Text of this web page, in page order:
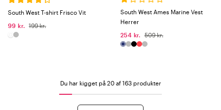
South West T-shirt Frisco Vit
99 kr.
199 kr.
South West Ames Marine Vest
Herrer
254 kr.
509 kr.
Du har kigget på 20 af 163 produkter